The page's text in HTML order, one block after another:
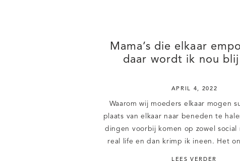
Mama’s die elkaar
daar wordt ik nou blij
APRIL 4, 2022
Waarom wij moeders elkaar mogen
plaats van elkaar naar beneden te
dingen voorbij komen op zowel social
real life en dan krimp ik ineen. Het
LEES VERDER